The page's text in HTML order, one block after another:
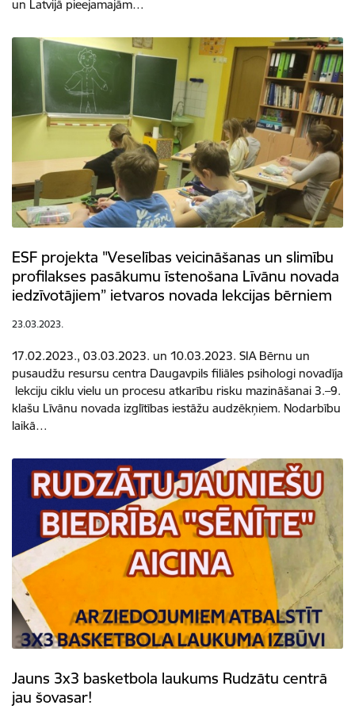
un Latvijā pieejamajām…
ESF projekta "Veselības veicināšanas un slimību
profilakses pasākumu īstenošana Līvānu novada
iedzīvotājiem” ietvaros novada lekcijas bērniem
23.03.2023.
17.02.2023., 03.03.2023. un 10.03.2023. SIA Bērnu un
pusaudžu resursu centra Daugavpils filiāles psihologi novadīja
lekciju ciklu vielu un procesu atkarību risku mazināšanai 3.–9.
klašu Līvānu novada izglītības iestāžu audzēkņiem. Nodarbību
laikā…
Jauns 3x3 basketbola laukums Rudzātu centrā
jau šovasar!